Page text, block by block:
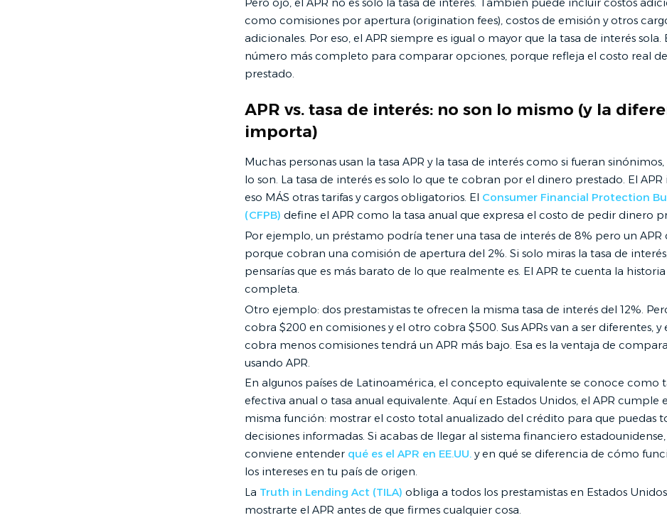
Pero ojo, el APR no es solo la tasa de interés. También puede incluir costos
como comisiones por apertura (origination fees), costos de emisión y otros
adicionales. Por eso, el APR siempre es igual o mayor que la tasa de interés sola.
número más completo para comparar opciones, porque refleja el costo real
prestado.
APR vs. tasa de interés: no son lo mismo (y la
importa)
Muchas personas usan la tasa APR y la tasa de interés como si fueran
lo son. La tasa de interés es solo lo que te cobran por el dinero prestado. El APR
eso MÁS otras tarifas y cargos obligatorios. El Consumer Financial Protection
(CFPB) define el APR como la tasa anual que expresa el costo de pedir dinero
Por ejemplo, un préstamo podría tener una tasa de interés de 8% pero un APR
porque cobran una comisión de apertura del 2%. Si solo miras la tasa de
pensarías que es más barato de lo que realmente es. El APR te cuenta la historia
completa.
Otro ejemplo: dos prestamistas te ofrecen la misma tasa de interés del 12%.
cobra $200 en comisiones y el otro cobra $500. Sus APRs van a ser diferentes, y
cobra menos comisiones tendrá un APR más bajo. Esa es la ventaja de
usando APR.
En algunos países de Latinoamérica, el concepto equivalente se conoce como
efectiva anual o tasa anual equivalente. Aquí en Estados Unidos, el APR cumple
misma función: mostrar el costo total anualizado del crédito para que puedas
decisiones informadas. Si acabas de llegar al sistema financiero
conviene entender qué es el APR en EE.UU.y en qué se diferencia de cómo
los intereses en tu país de origen.
La Truth in Lending Act (TILA) obliga a todos los prestamistas en Estados
mostrarte el APR antes de que firmes cualquier cosa.